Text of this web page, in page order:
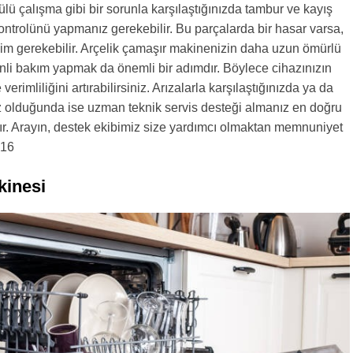
çalışma gibi bir sorunla karşılaştığınızda tambur ve kayış
yapmanız gerekebilir. Bu parçalarda bir hasar varsa,
gerekebilir. Arçelik çamaşır makinenizin daha uzun ömürlü
bakım yapmak da önemli bir adımdır. Böylece cihazınızın
verimliliğini artırabilirsiniz. Arızalarla karşılaştığınızda ya da
olduğunda ise uzman teknik servis desteği almanız en doğru
Arayın, destek ekibimiz size yardımcı olmaktan memnuniyet